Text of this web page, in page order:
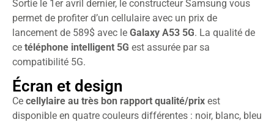
Sortie le 1er avril dernier, le constructeur Samsung vous
permet de profiter d’un cellulaire avec un prix de
lancement de 589$ avec le Galaxy A53 5G. La qualité de
ce téléphone intelligent 5G est assurée par sa
compatibilité 5G.
Écran et design
Ce cellylaire au très bon rapport qualité/prix est
disponible en quatre couleurs différentes : noir, blanc, bleu